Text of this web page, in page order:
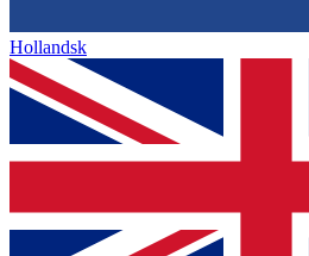
Hollandsk